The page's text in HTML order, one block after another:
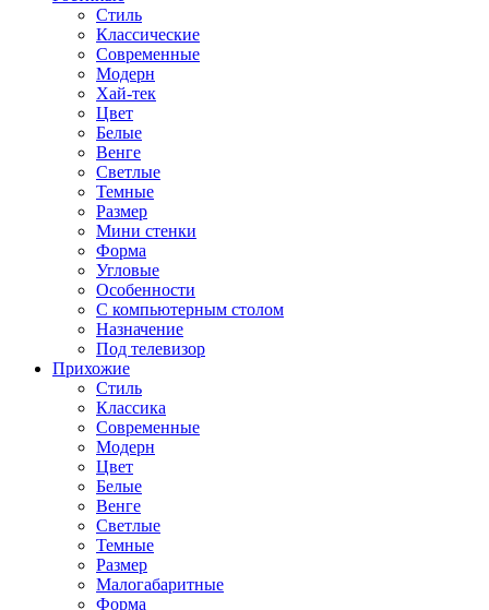
Стиль
Классические
Современные
Модерн
Хай-тек
Цвет
Белые
Венге
Светлые
Темные
Размер
Мини стенки
Форма
Угловые
Особенности
С компьютерным столом
Назначение
Под телевизор
Прихожие
Стиль
Классика
Современные
Модерн
Цвет
Белые
Венге
Светлые
Темные
Размер
Малогабаритные
Форма